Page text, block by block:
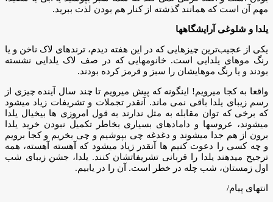
مهم آن است که همانند گذشته از کنار هم بودن لذت ببرید.
یلدا و شلوغی آرایشگاهها
یکی از عجیب‌ترین چیزهایی که در این هفته دیدم، ترندهای لاک ناخن و یا
رنگ موهای یلدایی است. خانومهایی که در صف لاک یلدایی نشسته
بودند و یا رنگ موهایشان را سبز و قرمز کرده بودند.
واقعا به کجا میرویم! اینگونه که پیش میرویم تا چند سال آینده چیزی از
رسم زیبای یلدا باقی نمی ماند. آنقدر تجملات و تشریفات زیاد میشود
که برخی که توان مقابله به مثل ندارند به قول امروزی ها بیخیال یلدا
میشوند، عروسها و دامادهای بسیاری بخاطر تکمیل نبودن خرید یلدا
برون از هم جدا میشوند و دغدغه چی بپوشیم و چی بخریم و کجا برویم
و چه کسی را دعوت کنیم ها آنقدر زیاد میشود که آهسته آهسته، همه
ترجیح میدهند یلدا را قربانی تشریفاتشان کنند. یلدا، جشن زیبای شب
اول زمستان، شب چله در خطر است. آن را در یابیم.
انتهای پیام/